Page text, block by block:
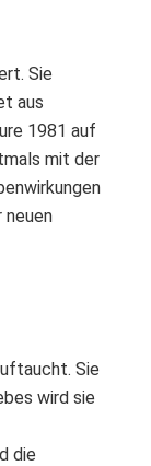
Sie
aus
1981 auf
mit der
neuen
Sie
wird sie
die